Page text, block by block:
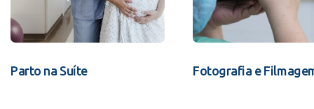
Parto na Suíte Fotografia e